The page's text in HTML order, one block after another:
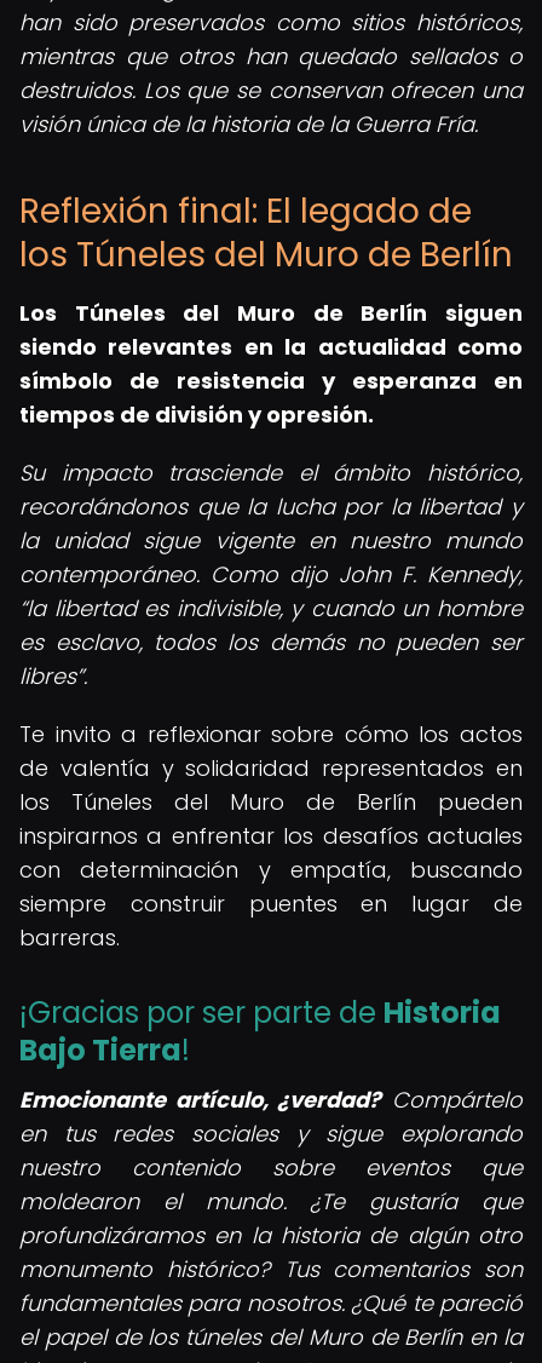
han sido preservados como sitios históricos,
mientras que otros han quedado sellados o
destruidos. Los que se conservan ofrecen una
visión única de la historia de la Guerra Fría.
Reflexión final: El legado de
los Túneles del Muro de Berlín
Los Túneles del Muro de Berlín siguen
siendo relevantes en la actualidad como
símbolo de resistencia y esperanza en
tiempos de división y opresión.
Su impacto trasciende el ámbito histórico,
recordándonos que la lucha por la libertad y
la unidad sigue vigente en nuestro mundo
contemporáneo. Como dijo John F. Kennedy,
la libertad es indivisible, y cuando un hombre
es esclavo, todos los demás no pueden ser
libres .
Te invito a reflexionar sobre cómo los actos
de valentía y solidaridad representados en
los Túneles del Muro de Berlín pueden
inspirarnos a enfrentar los desafíos actuales
con determinación y empatía, buscando
siempre construir puentes en lugar de
barreras.
¡Gracias por ser parte de Historia
Bajo Tierra!
Emocionante artículo, ¿verdad?Compártelo
en tus redes sociales y sigue explorando
nuestro contenido sobre eventos que
moldearon el mundo. ¿Te gustaría que
profundizáramos en la historia de algún otro
monumento histórico? Tus comentarios son
fundamentales para nosotros. ¿Qué te pareció
el papel de los túneles del Muro de Berlín en la